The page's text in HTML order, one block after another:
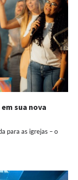
sua nova
para as igrejas – o